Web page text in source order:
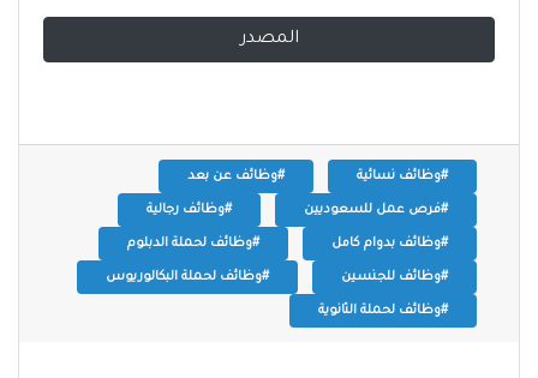
المصدر
#وظائف نسائية #وظائف عن بعد
#فرص عمل للسعوديين #وظائف رجالية
#وظائف بدوام كامل #وظائف لحملة الدبلوم
#وظائف للجنسين #وظائف لحملة البكالوريوس
#وظائف لحملة الثانوية